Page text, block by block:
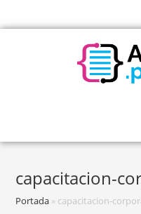
capacitacion-
Portada » capacitacion-